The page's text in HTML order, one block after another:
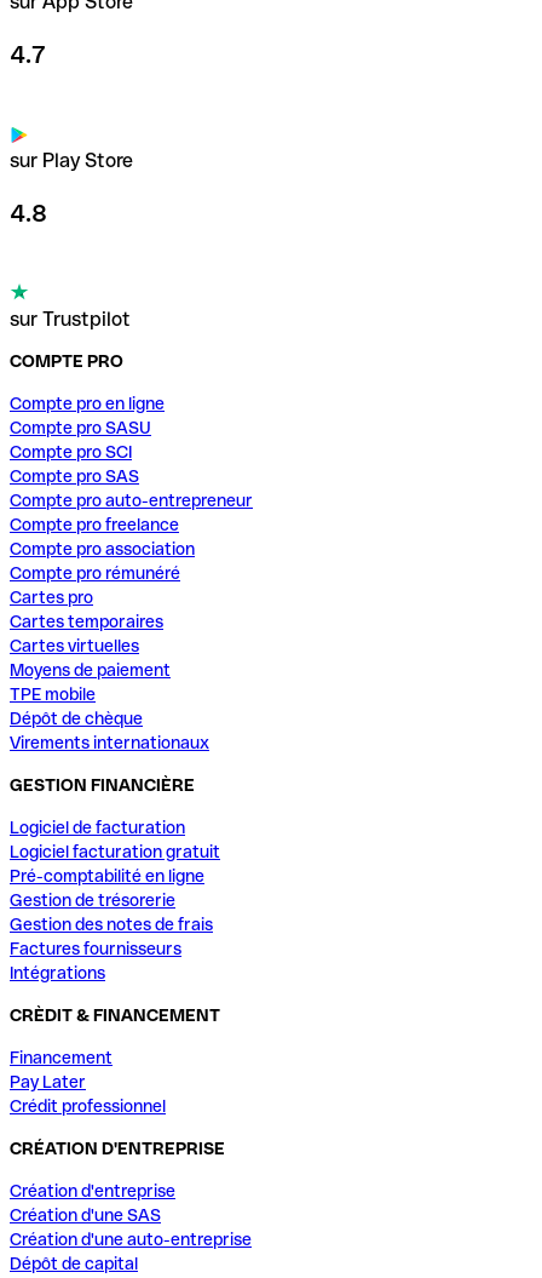
4.7
sur Play Store
4.8
sur Trustpilot
COMPTE PRO
Compte pro en ligne
Compte pro SASU
Compte pro SCI
Compte pro SAS
Compte pro auto-entrepreneur
Compte pro freelance
Compte pro association
Compte pro rémunéré
Cartes pro
Cartes temporaires
Cartes virtuelles
Moyens de paiement
TPE mobile
Dépôt de chèque
Virements internationaux
GESTION FINANCIÈRE
Logiciel de facturation
Logiciel facturation gratuit
Pré-comptabilité en ligne
Gestion de trésorerie
Gestion des notes de frais
Factures fournisseurs
Intégrations
CRÈDIT & FINANCEMENT
Financement
Pay Later
Crédit professionnel
CRÉATION D'ENTREPRISE
Création d'entreprise
Création d'une SAS
Création d'une auto-entreprise
Dépôt de capital